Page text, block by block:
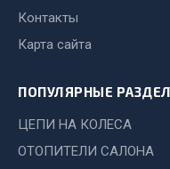
Весь раздел
Двигатель
Система питания
Контакты
Карта сайта
ПОПУЛЯРНЫЕ
ЦЕПИ НА КОЛЕСА
ОТОПИТЕЛИ САЛОНА